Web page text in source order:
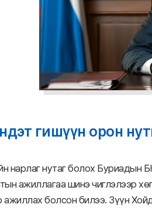
гишүүн орон
нарлаг нутаг болох Буриадын
ажиллагаа шинэ чиглэлээр
ажиллах болсон билээ. Зүүн